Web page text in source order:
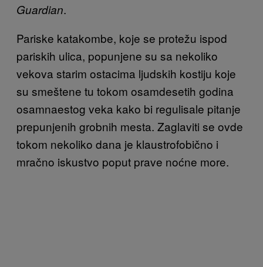
Guardian.
Pariske katakombe, koje se protežu ispod
pariskih ulica, popunjene su sa nekoliko
vekova starim ostacima ljudskih kostiju koje
su smeštene tu tokom osamdesetih godina
osamnaestog veka kako bi regulisale pitanje
prepunjenih grobnih mesta. Zaglaviti se ovde
tokom nekoliko dana je klaustrofobično i
mračno iskustvo poput prave noćne more.